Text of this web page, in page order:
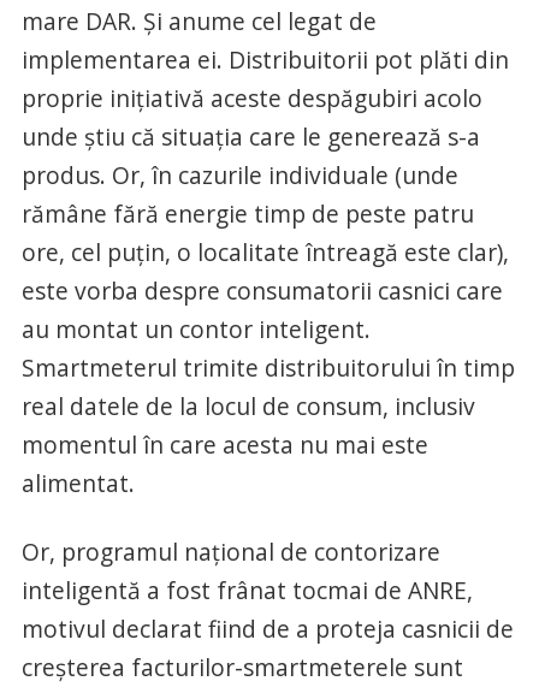
mare DAR. Şi anume cel legat de
implementarea ei. Distribuitorii pot plăti din
proprie iniţiativă aceste despăgubiri acolo
unde ştiu că situaţia care le generează s-a
produs. Or, în cazurile individuale (unde
rămâne fără energie timp de peste patru
ore, cel puţin, o localitate întreagă este clar),
este vorba despre consumatorii casnici care
au montat un contor inteligent.
Smartmeterul trimite distribuitorului în timp
real datele de la locul de consum, inclusiv
momentul în care acesta nu mai este
alimentat.
Or, programul naţional de contorizare
inteligentă a fost frânat tocmai de ANRE,
motivul declarat fiind de a proteja casnicii de
creşterea facturilor-smartmeterele sunt